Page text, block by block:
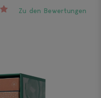
Zu den Bewertungen